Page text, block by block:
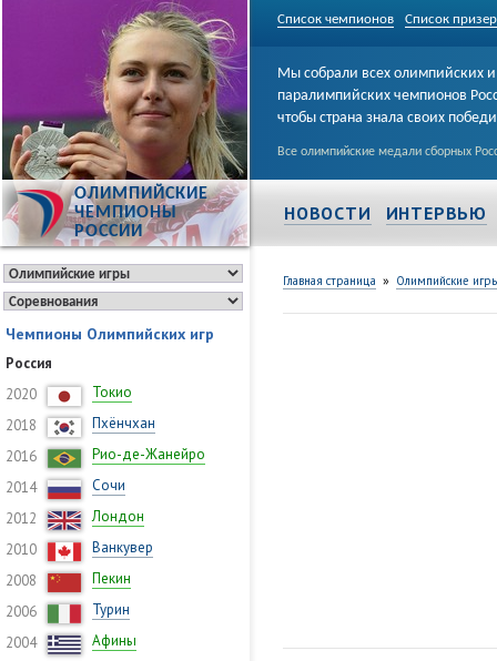
Список чемпионов Список
ОЛИМПИЙСКИЕ
ЧЕМПИОНЫ
РОССИИ
Мы собрали всех олимпийских и
паралимпийских чемпионов
чтобы страна знала своих
Все олимпийские медали сборных
НОВОСТИ ИНТЕРВЬЮ
Чемпионы Олимпийских игр
Россия
2020
Токио
2018
Пхёнчхан
2016
Рио-де-Жанейро
2014
Сочи
2012
Лондон
2010
Ванкувер
2008
Пекин
2006
Турин
2004
Афины
Главная страница » Олимпийские